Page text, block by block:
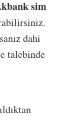
sim
dahi
talebinde